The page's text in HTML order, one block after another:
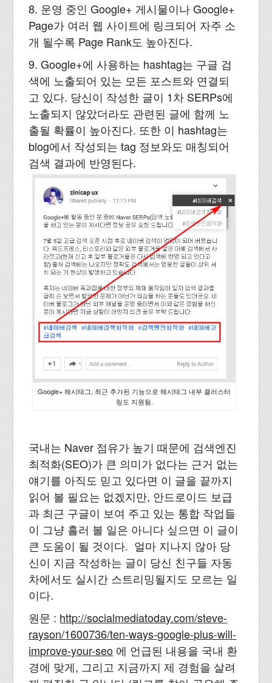
8. 운영 중인 Google+ 게시물이나 Google+
Page가 여러 웹 사이트에 링크되어 자주 소
개 될수록 Page Rank도 높아진다.
9. Google+에 사용하는 hashtag는 구글 검
색에 노출되어 있는 모든 포스트와 연결되
고 있다. 당신이 작성한 글이 1차 SERPs에
노출되지 않았더라도 관련된 글에 함께 노
출될 확률이 높아진다. 또한 이 hashtag는
blog에서 작성되는 tag 정보와도 매칭되어
검색 결과에 반영된다.
Google+ 해시태그, 최근 추가된 기능으로 해시태그 내부 클러스터
링도 지원됨.
국내는 Naver 점유가 높기 때문에 검색엔진
최적화(SEO)가 큰 의미가 없다는 근거 없는
얘기를 아직도 믿고 있다면 이 글을 끝까지
읽어 볼 필요는 없겠지만, 안드로이드 보급
과 최근 구글이 보여 주고 있는 통합 작업들
이 그냥 흘러 볼 일은 아니다 싶으면 이 글이
큰 도움이 될 것이다. 얼마 지나지 않아 당
신이 지금 작성하는 글이 당신 친구들 자동
차에서도 실시간 스트리밍될지도 모르는 일
이다.
원문 : http://socialmediatoday.com/steve-
rayson/1600736/ten-ways-google-plus-will-
improve-your-seo 에 언급된 내용을 국내 환
경에 맞게, 그리고 지금까지 제 경험을 살려